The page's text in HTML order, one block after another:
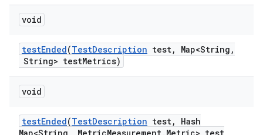
void
testEnded(TestDescription test, Map<String ,
String> testMetrics)
void
testEnded(TestDescription test,
Hash